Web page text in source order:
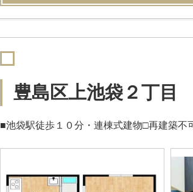
豊島区上池袋２丁目
■池袋駅徒歩１０分・連棟式建物□再建築